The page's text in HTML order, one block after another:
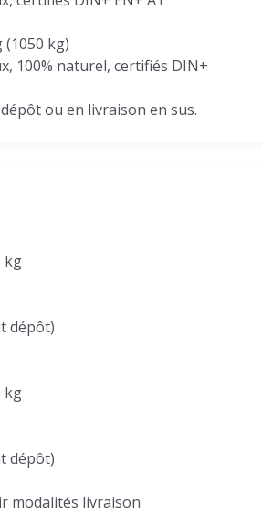
(1050 kg)
100% naturel, certifiés DIN+
ou en livraison en sus.
kg
dépôt)
kg
dépôt)
modalités livraison